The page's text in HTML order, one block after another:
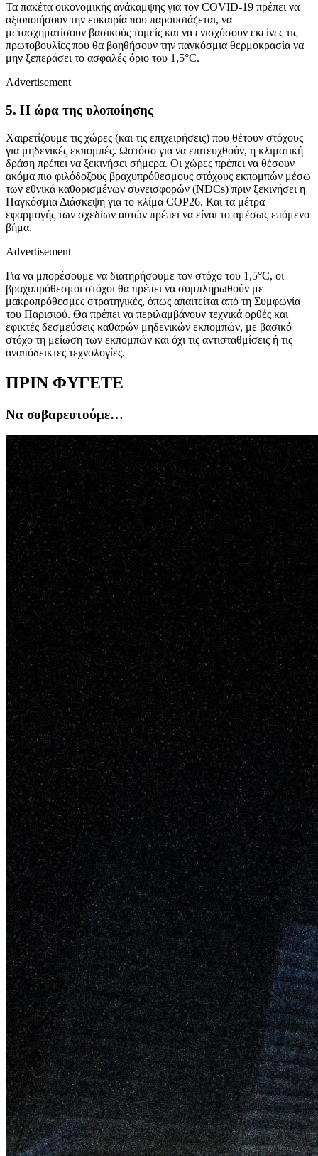
Τα πακέτα οικονομικής ανάκαμψης για τον COVID-19 πρέπει να
αξιοποιήσουν την ευκαιρία που παρουσιάζεται, να
μετασχηματίσουν βασικούς τομείς και να ενισχύσουν εκείνες τις
πρωτοβουλίες που θα βοηθήσουν την παγκόσμια θερμοκρασία να
μην ξεπεράσει το ασφαλές όριο του 1,5°C.
Advertisement
5. Η ώρα της υλοποίησης
Χαιρετίζουμε τις χώρες (και τις επιχειρήσεις) που θέτουν στόχους
για μηδενικές εκπομπές. Ωστόσο για να επιτευχθούν, η κλιματική
δράση πρέπει να ξεκινήσει σήμερα. Οι χώρες πρέπει να θέσουν
ακόμα πιο φιλόδοξους βραχυπρόθεσμους στόχους εκπομπών μέσω
των εθνικά καθορισμένων συνεισφορών (NDCs) πριν ξεκινήσει η
Παγκόσμια Διάσκεψη για το κλίμα COP26. Και τα μέτρα
εφαρμογής των σχεδίων αυτών πρέπει να είναι το αμέσως επόμενο
βήμα.
Advertisement
Για να μπορέσουμε να διατηρήσουμε τον στόχο του 1,5°C, οι
βραχυπρόθεσμοι στόχοι θα πρέπει να συμπληρωθούν με
μακροπρόθεσμες στρατηγικές, όπως απαιτείται από τη Συμφωνία
του Παρισιού. Θα πρέπει να περιλαμβάνουν τεχνικά ορθές και
εφικτές δεσμεύσεις καθαρών μηδενικών εκπομπών, με βασικό
στόχο τη μείωση των εκπομπών και όχι τις αντισταθμίσεις ή τις
αναπόδεικτες τεχνολογίες.
ΠΡΙΝ ΦΥΓΕΤΕ
Να σοβαρευτούμε…